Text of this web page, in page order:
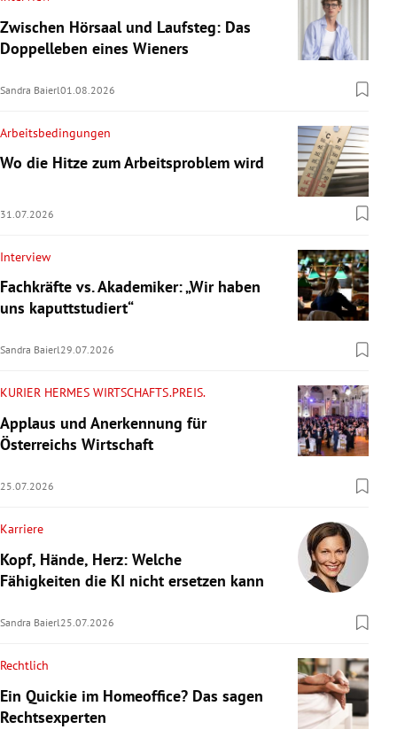
Zwischen Hörsaal und Laufsteg: Das
Doppelleben eines Wieners
Sandra Baierl01.08.2026
Arbeitsbedingungen
Wo die Hitze zum Arbeitsproblem wird
31.07.2026
Interview
Fachkräfte vs. Akademiker: „Wir haben
uns kaputtstudiert“
Sandra Baierl29.07.2026
KURIER HERMES WIRTSCHAFTS.PREIS.
Applaus und Anerkennung für
Österreichs Wirtschaft
25.07.2026
Karriere
Kopf, Hände, Herz: Welche
Fähigkeiten die KI nicht ersetzen kann
Sandra Baierl25.07.2026
Rechtlich
Ein Quickie im Homeoffice? Das sagen
Rechtsexperten